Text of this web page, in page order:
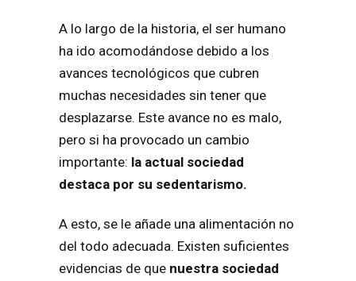
A lo largo de la historia, el ser humano
ha ido acomodándose debido a los
avances tecnológicos que cubren
muchas necesidades sin tener que
desplazarse. Este avance no es malo,
pero si ha provocado un cambio
importante: la actual sociedad
destaca por su sedentarismo.
A esto, se le añade una alimentación no
del todo adecuada. Existen suficientes
evidencias de que nuestra sociedad